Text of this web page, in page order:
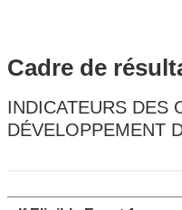
Cadre de
INDICATEURS DES
DÉVELOPPEMENT